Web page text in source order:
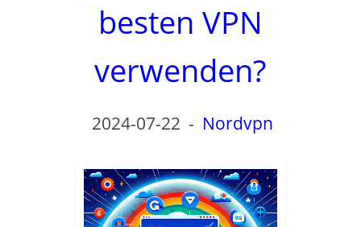
besten VPN
verwenden?
2024-07-22 - Nordvpn